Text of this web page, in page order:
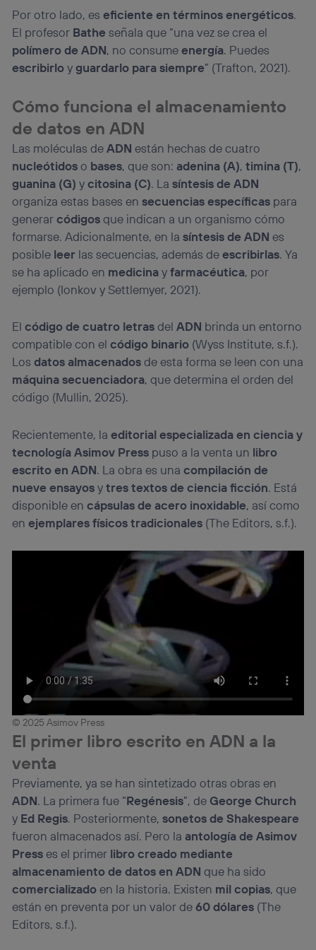
Por otro lado, eseficiente en términos energéticos.
El profesor Bathe señala que “una vez se crea el
polímero de ADN, no consumeenergía. Puedes
escribirloyguardarlo para siempre” (Trafton, 2021).
Cómo funciona el almacenamiento
de datos en ADN
Las moléculas deADN están hechas de cuatro
nucleótidoso bases, que son: adenina (A),timina (T),
guanina (G) ycitosina (C). Lasíntesis de ADN
organiza estas bases ensecuencias específicas para
generarcódigosque indican a un organismo cómo
formarse. Adicionalmente, en lasíntesis de ADN es
posible leer las secuencias, además deescribirlas. Ya
se ha aplicado en medicinayfarmacéutica, por
ejemplo (Ionkov y Settlemyer, 2021).
Elcódigo de cuatro letrasdelADN brinda un entorno
compatible con elcódigo binario (Wyss Institute, s.f.).
Losdatos almacenadosde esta forma se leen con una
máquina secuenciadora, que determina el orden del
código (Mullin, 2025).
Recientemente, laeditorial especializada en ciencia y
tecnología Asimov Press puso a la venta un libro
escrito en ADN. La obra es unacompilación de
nueve ensayosytres textos de ciencia ficción. Está
disponible encápsulas de acero inoxidable, así como
enejemplares físicos tradicionales (The Editors, s.f.).
© 2025 Asimov Press
El primer libro escrito en ADN a la
venta
Previamente, ya se han sintetizado otras obras en
ADN. La primera fue “Regénesis”, de George Church
y Ed Regis. Posteriormente,sonetos de Shakespeare
fueron almacenados así. Pero la antología de Asimov
Presses el primer libro creado mediante
almacenamiento de datos en ADN que ha sido
comercializadoen la historia. Existen mil copias, que
están en preventa por un valor de60 dólares (The
Editors, s.f.).
“Administrar Utiq” en la parte inferior de esta página web o
visitando el portal de privacidad de Utiq
(“consenthub”). Para más información, consulta
la política de privacidad de Utiq.